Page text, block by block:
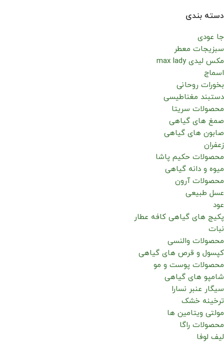
دسته بندی
جا عودی
سبزیجات معطر
مکس لیدی max lady
اسماج
بخورات روحانی
دستبند مغناطیسی
محصولات سریتا
صمغ های گیاهی
صابون های گیاهی
زعفران
محصولات حکیم پاشا
میوه و دانه گیاهی
محصولات آرون
عسل طبیعی
عود
پکیج های گیاهی کافه عطار
نبات
محصولات والنسی
کپسول و قرص های گیاهی
محصولات پوست و مو
شامپو های گیاهی
سیگار عنبر نسارا
ترخینه خشک
مولتی ویتامین ها
محصولات راگا
لیف لوفا